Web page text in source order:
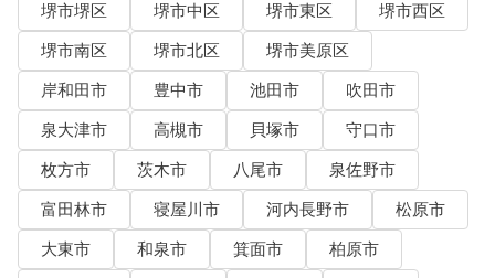
堺市堺区
堺市中区 堺市東区
堺市西区
堺市南区
堺市北区
堺市美原区
岸和田市
豊中市 池田市
吹田市
泉大津市
高槻市 貝塚市
守口市
枚方市
茨木市 八尾市
泉佐野市
富田林市
寝屋川市 河内長野市
松原市
大東市
和泉市 箕面市
柏原市